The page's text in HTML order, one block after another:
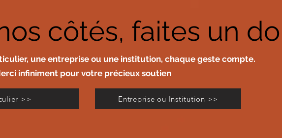
côtés, faites un
une entreprise ou une institution, chaque geste compte.
infiniment pour votre précieux soutien
>> Entreprise ou Institution >>